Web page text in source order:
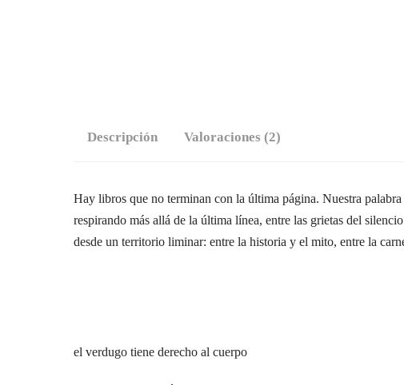
Descripción Valoraciones (2)
Hay libros que no terminan con la última página. Nuestra
respirando más allá de la última línea, entre las grietas del
desde un territorio liminar: entre la historia y el mito, entre la
el verdugo tiene derecho al cuerpo